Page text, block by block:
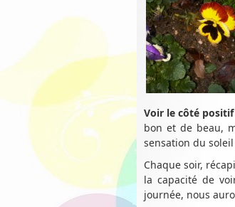
Voir le côté positif
bon et de beau,
sensation du
Chaque soir,
la capacité de
journée, nous